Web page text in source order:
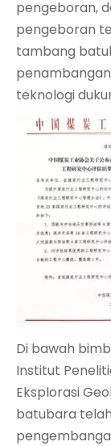
pengeboran,
pengeboran
tambang
teknologi
Di bawah
Institut
Eksplorasi
batubara